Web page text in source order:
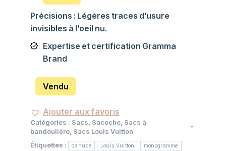
Précisions : Légères traces d’usure
invisibles à l’oeil nu.
Expertise et certification Gramma
Brand
Vendu
Ajouter aux favoris
Catégories : Sacs, Sacoche, Sacs à
bandoulière, Sacs Louis Vuitton
Étiquettes :
danube Louis Vuitton
monogramme